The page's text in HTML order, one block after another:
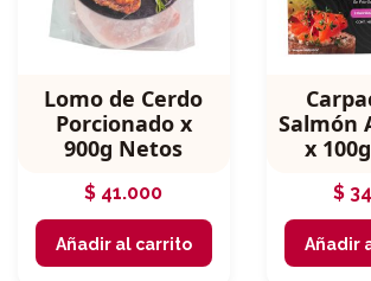
Lomo de Cerdo
Porcionado x
900g Netos
$ 41.000
Añadir al carrito
Salmón
x
$
Añadir